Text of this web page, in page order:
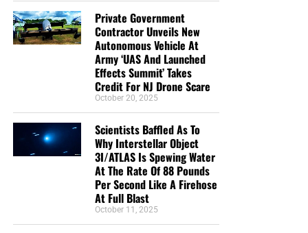
Private Government
Contractor Unveils New
Autonomous Vehicle At
Army ‘UAS And Launched
Effects Summit’ Takes
Credit For NJ Drone Scare
October 20, 2025
Scientists Baffled As To
Why Interstellar Object
3I/ATLAS Is Spewing Water
At The Rate Of 88 Pounds
Per Second Like A Firehose
At Full Blast
October 11, 2025